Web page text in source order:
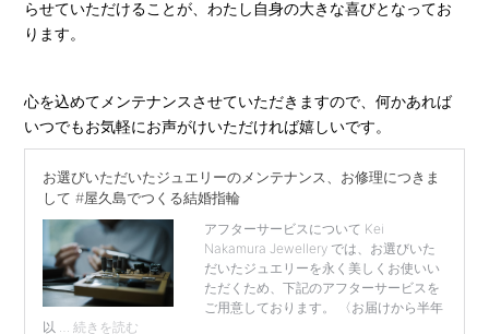
らせていただけることが、わたし自身の大きな喜びとなってお
ります。
心を込めてメンテナンスさせていただきますので、何かあれば
いつでもお気軽にお声がけいただければ嬉しいです。